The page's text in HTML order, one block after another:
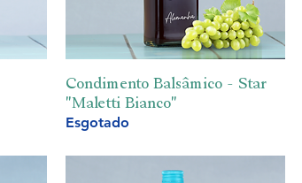
Visualização rápida
Condimento Balsâmico - Star
"Maletti Bianco"
Esgotado